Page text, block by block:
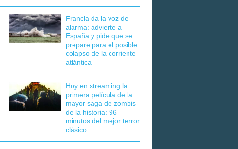
Francia da la voz de
alarma: advierte a
España y pide que se
prepare para el posible
colapso de la corriente
atlántica
Hoy en streaming la
primera película de la
mayor saga de zombis
de la historia: 96
minutos del mejor terror
clásico